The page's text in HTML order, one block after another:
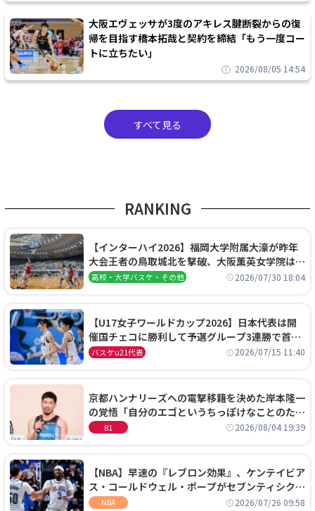
大阪エヴェッサが3度のアキレス腱断裂からの復
帰を目指す橋本拓哉と契約を締結「もう一度コー
トに立ちたい」
2026/08/05 14:54
すべて見る
RANKING
【インターハイ2026】福岡大学附属大濠が昨年
大会王者の鳥取城北を撃破、大阪薫英女学院は岐
阜女子に完勝、大会3日目試合結果
高校・大学バスケ・その他 2026/07/30 18:04
【U17女子ワールドカップ2026】日本代表は開
催国チェコに勝利して予選グループ3連勝で首位
通過！準々決勝の相手はエジプトに決定
バスケu21代表 2026/07/15 11:40
京都ハンナリーズへの電撃移籍を決めた岸本隆一
の覚悟「自分のエゴというちっぽけなことのため
に、京都に来たわけではない」
B1 2026/08/04 19:39
【NBA】早速の『レブロン効果』、ケンテイビア
ス・コールドウェル・ポープがセブンティシクサ
ーズに1年契約で加入
NBA 2026/07/26 09:58